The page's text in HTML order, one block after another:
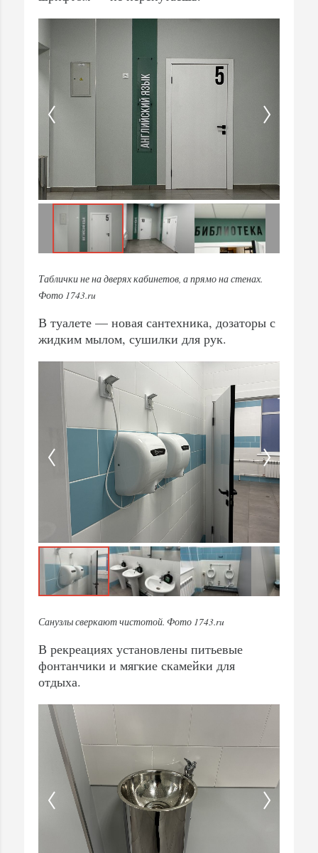
Таблички не на дверях кабинетов, а прямо на стенах.
Фото 1743.ru
В туалете — новая сантехника, дозаторы с
жидким мылом, сушилки для рук.
Санузлы сверкают чистотой. Фото 1743.ru
В рекреациях установлены питьевые
фонтанчики и мягкие скамейки для
отдыха.